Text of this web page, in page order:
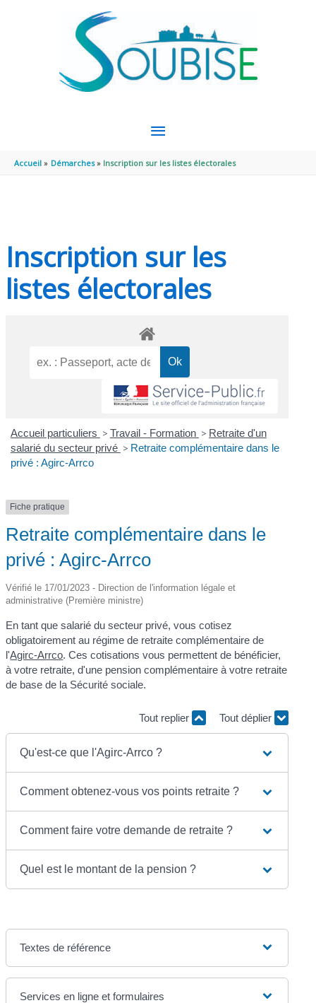
MENU
PRINCIPAL
Accueil Démarches Inscription sur les listes électorales
Inscription sur les
listes électorales
Accueil particuliers > Travail - Formation > Retraite d'un
salarié du secteur privé > Retraite complémentaire dans le
privé : Agirc-Arrco
Fiche pratique
Retraite complémentaire dans le
privé : Agirc-Arrco
Vérifié le 17/01/2023 - Direction de l'information légale et
administrative (Première ministre)
En tant que salarié du secteur privé, vous cotisez
obligatoirement au régime de retraite complémentaire de
l'Agirc-Arrco. Ces cotisations vous permettent de bénéficier,
à votre retraite, d'une pension complémentaire à votre retraite
de base de la Sécurité sociale.
Tout replier Tout déplier
Qu'est-ce que l'Agirc-Arrco ?
Comment obtenez-vous vos points retraite ?
Comment faire votre demande de retraite ?
Quel est le montant de la pension ?
Textes de référence
Services en ligne et formulaires